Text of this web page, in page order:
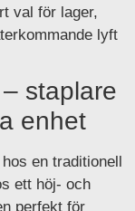
val för lager,
lyft
staplare
enhet
en traditionell
ett höj- och
perfekt för